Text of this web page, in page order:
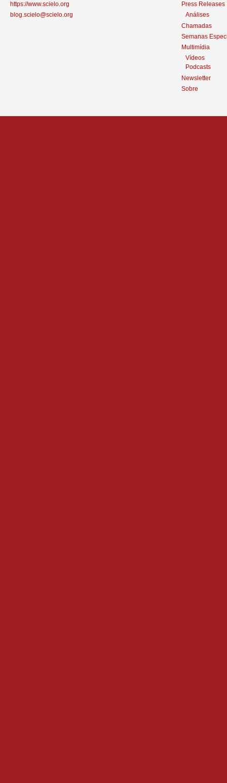
https://www.scielo.org
blog.scielo@scielo.org
Press Releases
Análises
Chamadas
Semanas
Multimídia
Vídeos
Podcasts
Newsletter
Sobre